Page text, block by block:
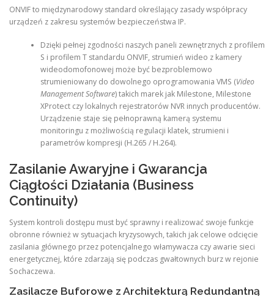
ONVIF to międzynarodowy standard określający zasady współpracy
urządzeń z zakresu systemów bezpieczeństwa IP.
Dzięki pełnej zgodności naszych paneli zewnętrznych z profilem
S i profilem T standardu ONVIF, strumień wideo z kamery
wideodomofonowej może być bezproblemowo
strumieniowany do dowolnego oprogramowania VMS (Video
Management Software) takich marek jak Milestone, Milestone
XProtect czy lokalnych rejestratorów NVR innych producentów.
Urządzenie staje się pełnoprawną kamerą systemu
monitoringu z możliwością regulacji klatek, strumieni i
parametrów kompresji (H.265 / H.264).
Zasilanie Awaryjne i Gwarancja
Ciągłości Działania (Business
Continuity)
System kontroli dostępu must być sprawny i realizować swoje funkcje
obronne również w sytuacjach kryzysowych, takich jak celowe odcięcie
zasilania głównego przez potencjalnego włamywacza czy awarie sieci
energetycznej, które zdarzają się podczas gwałtownych burz w rejonie
Sochaczewa.
Zasilacze Buforowe z Architekturą Redundantną